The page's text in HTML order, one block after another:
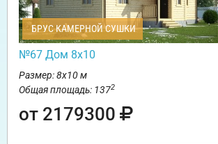
БРУС КАМЕРНОЙ СУШКИ
№67 Дом 8х10
Размер: 8х10 м
Общая площадь: 1372
от 2179300